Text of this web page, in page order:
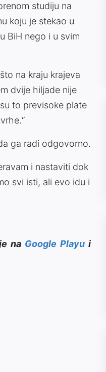
studiju na
koju je stekao u
BiH nego i u svim
na kraju krajeva
dvije hiljade nije
to previsoke plate
ga radi odgovorno.
i nastaviti dok
svi isti, ali evo idu i
na Google Playui